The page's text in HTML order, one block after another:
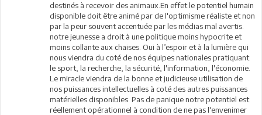
destinés à recevoir des animaux.En effet le potentiel humain
disponible doit être animé par de l'optimisme réaliste et non
par la peur souvent accentuée par les médias mal avertis.
notre jeunesse a droit à une politique moins hypocrite et
moins collante aux chaises. Oui à l’espoir et à la lumière qui
nous viendra du coté de nos équipes nationales pratiquant
le sport, la recherche, la sécurité, l'information, l'économie.
Le miracle viendra de la bonne et judicieuse utilisation de
nos puissances intellectuelles à coté des autres puissances
matérielles disponibles. Pas de panique notre potentiel est
réellement opérationnel à condition de ne pas l'envenimer